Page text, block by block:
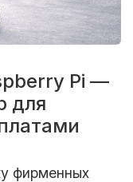
Pi —
для
фирменных